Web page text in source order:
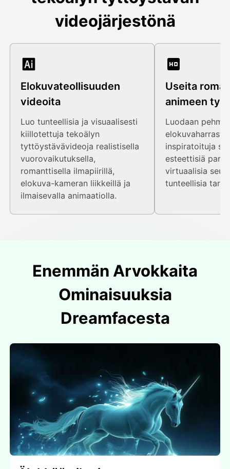
videojärjestönä
Elokuvateollisuuden
videoita
Luo tunteellisia ja visuaalisesti
kiillotettuja tekoälyn
tyttöystävävideoja realistisella
vuorovaikutuksella,
romanttisella ilmapiirillä,
elokuva-kameran liikkeillä ja
ilmaisevalla animaatiolla.
Useita
animeen
Luodaan
inspiratoituja
esteettisiä
virtuaalisia
tunteellisia
Enemmän Arvokkaita
Ominaisuuksia
Dreamfacesta